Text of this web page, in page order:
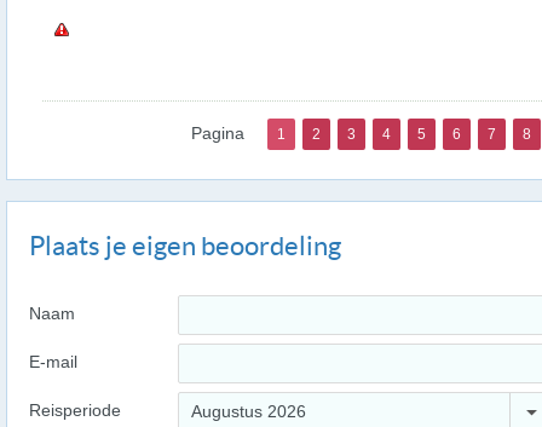
Pagina 1 2 3 4 5 6 7 8
Plaats je eigen beoordeling
Naam
E-mail
Reisperiode Augustus 2026